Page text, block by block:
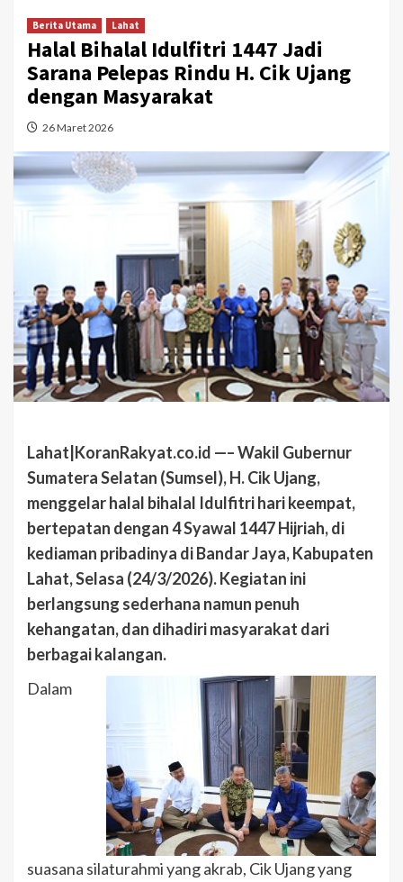
Berita Utama Lahat
Halal Bihalal Idulfitri 1447 Jadi
Sarana Pelepas Rindu H. Cik Ujang
dengan Masyarakat
26 Maret 2026
Lahat|KoranRakyat.co.id —– Wakil Gubernur
Sumatera Selatan (Sumsel), H. Cik Ujang,
menggelar halal bihalal Idulfitri hari keempat,
bertepatan dengan 4 Syawal 1447 Hijriah, di
kediaman pribadinya di Bandar Jaya, Kabupaten
Lahat, Selasa (24/3/2026). Kegiatan ini
berlangsung sederhana namun penuh
kehangatan, dan dihadiri masyarakat dari
berbagai kalangan.
Dalam
suasana silaturahmi yang akrab, Cik Ujang yang